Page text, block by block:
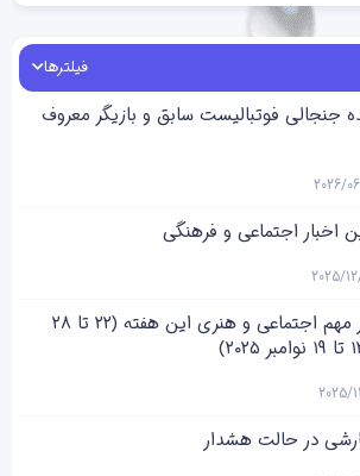
فیلترها
جنجالی فوتبالیست سابق و بازیگر معروف
2026/
اخبار اجتماعی و فرهنگی
2025/
اخبار مهم اجتماعی و هنری این هفته (۲۲ تا ۲۸
2025/
در حالت هشدار